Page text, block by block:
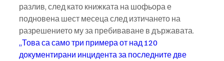
разлив, след като книжката на шофьора е
подновена шест месеца след изтичането на
разрешението му за пребиваване в държавата.
„Това са само три примера от над 120
документирани инцидента за последните две